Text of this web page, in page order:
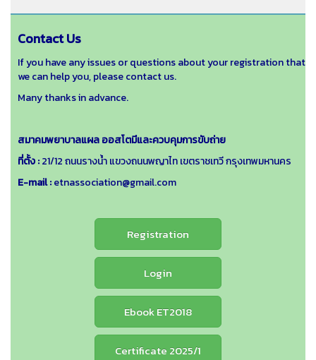
Contact Us
If you have any issues or questions about your registration that
we can help you, please contact us.
Many thanks in advance.
สมาคมพยาบาลแผล ออสโตมีและควบคุมการขับถ่าย
ที่ตั้ง :21/12 ถนนรางน้ำ แขวงถนนพญาไท เขตราชเทวี กรุงเทพมหานคร
E-mail :etnassociation@gmail.com
Registration
Login
Ebook ET2018
Certificate 2025/1